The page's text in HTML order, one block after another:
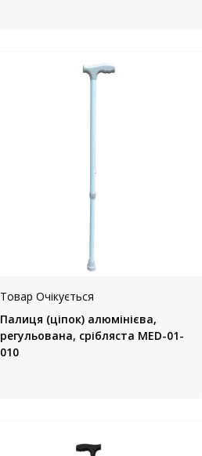
Товар Очікується
Палиця (ціпок) алюмінієва,
регульована, срібляста MED-01-
010